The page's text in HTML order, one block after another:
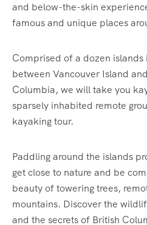
and below-the-skin
famous and unique places
Comprised of a dozen islands
between Vancouver Island
Columbia, we will take you
sparsely inhabited remote
kayaking tour.
Paddling around the islands
get close to nature and be
beauty of towering trees,
mountains. Discover the
and the secrets of British